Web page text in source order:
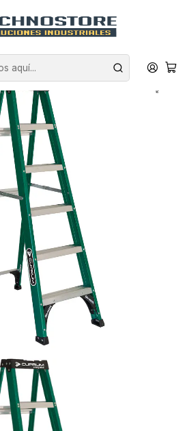
TIJERA 6 PELDAÑOS 1.86 MTS 175 KG
CUPRUM